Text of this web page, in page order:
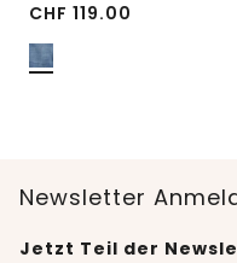
CHF 119.00
Newsletter
Jetzt Teil der